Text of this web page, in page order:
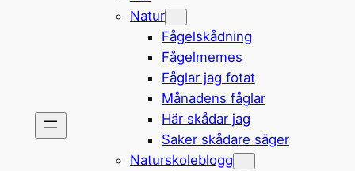
Natur
Fågelskådning
Fågelmemes
Fåglar jag fotat
Månadens fåglar
Här skådar jag
Saker skådare säger
Naturskoleblogg